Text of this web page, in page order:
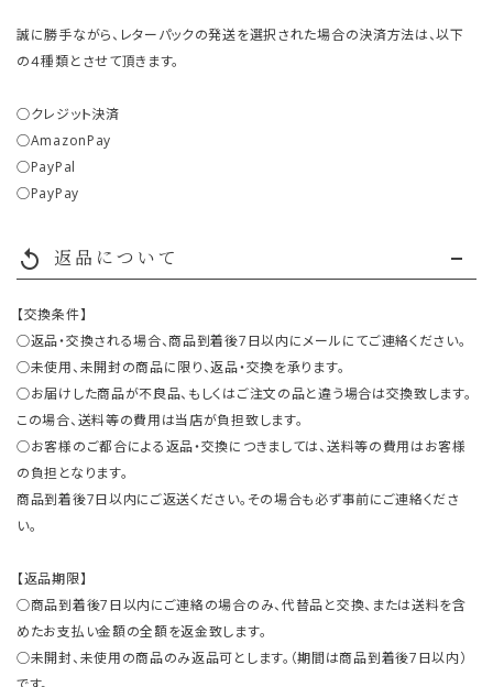
誠に勝手ながら、レターパックの発送を選択された場合の決済方法は、以下
の４種類とさせて頂きます。
○クレジット決済
○AmazonPay
○PayPal
○PayPay
replay 返品について
【交換条件】
○返品・交換される場合、商品到着後7日以内にメールにてご連絡ください。
○未使用、未開封の商品に限り、返品・交換を承ります。
○お届けした商品が不良品、もしくはご注文の品と違う場合は交換致します。
この場合、送料等の費用は当店が負担致します。
○お客様のご都合による返品・交換につきましては、送料等の費用はお客様
の負担となります。
商品到着後7日以内にご返送ください。その場合も必ず事前にご連絡くださ
い。
【返品期限】
○商品到着後7日以内にご連絡の場合のみ、代替品と交換、または送料を含
めたお支払い金額の全額を返金致します。
○未開封、未使用の商品のみ返品可とします。（期間は商品到着後7日以内）